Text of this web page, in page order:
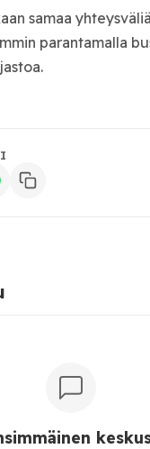
samaa
parantamalla